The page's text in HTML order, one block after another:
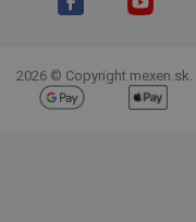
2026 © Copyright mexen.sk.